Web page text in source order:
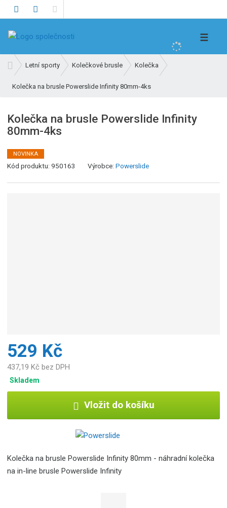
h
e
☰
v
o
í
s
r
a
Letní sporty Kolečkové brusle Kolečka
Kolečka na brusle Powerslide Infinity 80mm-4ks
Kolečka na brusle Powerslide Infinity
80mm-4ks
NOVINKA
Kód produktu:950163 Výrobce:Powerslide
529 Kč
437,19 Kč bez DPH
Skladem
Vložit do košíku
Kolečka na brusle Powerslide Infinity 80mm - náhradní kolečka
na in-line brusle Powerslide Infinity